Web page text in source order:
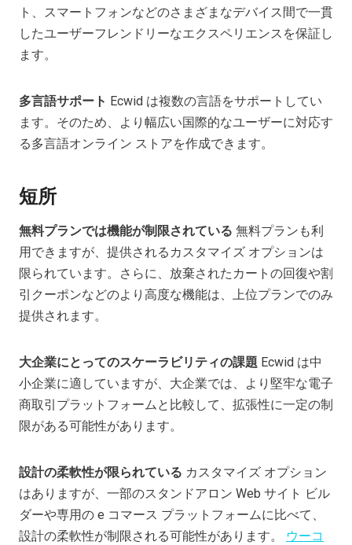
ト、スマートフォンなどのさまざまなデバイス間で一貫
したユーザーフレンドリーなエクスペリエンスを保証し
ます。
多言語サポート Ecwid は複数の言語をサポートしてい
ます。そのため、より幅広い国際的なユーザーに対応す
る多言語オンライン ストアを作成できます。
短所
無料プランでは機能が制限されている 無料プランも利
用できますが、提供されるカスタマイズ オプションは
限られています。さらに、放棄されたカートの回復や割
引クーポンなどのより高度な機能は、上位プランでのみ
提供されます。
大企業にとってのスケーラビリティの課題 Ecwid は中
小企業に適していますが、大企業では、より堅牢な電子
商取引プラットフォームと比較して、拡張性に一定の制
限がある可能性があります。
設計の柔軟性が限られている カスタマイズ オプション
はありますが、一部のスタンドアロン Web サイト ビル
ダーや専用の e コマース プラットフォームに比べて、
設計の柔軟性が制限される可能性があります。
ウーコ